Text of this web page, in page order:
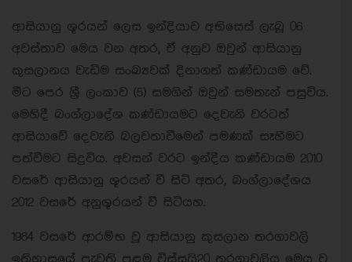
ආසියානු ශූරයන් ලෙස ඉන්දියාව අභිසෙස් ලැබූ 06
අවස්තාව මෙය වන අතර, ඒ අනුව ඔවුන් ආසියානු
කුසලානය වැඩිම සංඛ්‍යවක් දිනාගත් කණ්ඩායම වේ.
මීට පෙර ශ්‍රී ලංකාව (5) සමගින් ඔවුන් සමතැන් පසුවිය.
මෙහිදී බංග්ලාදේශ කණ්ඩායමට දෙවැනි වරටත්
ආසියාවේ දෙවැනි බලවතාවීමෙන් පමණක් සෑහීමට
පත්වීමට සිදුවිය. අවසන් වරට ඉන්දීය කණ්ඩායම 2010
වසරේ ආසියානු ශූරයන් වී සිටි අතර, බංග්ලාදේශය
2012 වසරේ අනුශූරයන් වී සිටියහ.
1984 වසරේ ආරම්භ වූ ආසියානු කුසලාන තරගාවලි
ඉතිහාසයේ පැවති පළමු විස්සයි20 තරගාවලිය මෙය වූ